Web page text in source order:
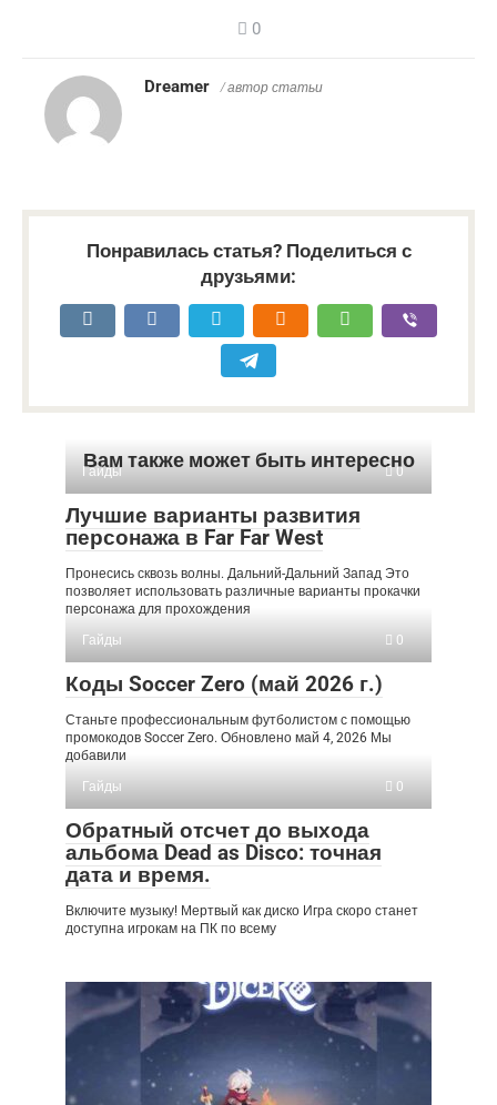
0
Dreamer / автор статьи
Понравилась статья? Поделиться с
друзьями:
Вам также может быть интересно
Гайды 0
Лучшие варианты развития
персонажа в Far Far West
Пронесись сквозь волны. Дальний-Дальний Запад Это
позволяет использовать различные варианты прокачки
персонажа для прохождения
Гайды
0
Коды Soccer Zero (май 2026 г.)
Станьте профессиональным футболистом с помощью
промокодов Soccer Zero. Обновлено май 4, 2026 Мы
добавили
Гайды
0
Обратный отсчет до выхода
альбома Dead as Disco: точная
дата и время.
Включите музыку! Мертвый как диско Игра скоро станет
доступна игрокам на ПК по всему